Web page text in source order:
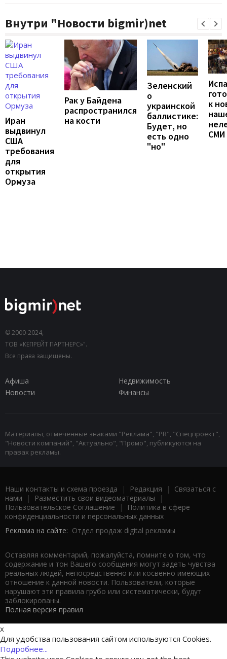
Внутри "Новости bigmir)net
Иран
выдвинул
США
требования
для
открытия
Ормуза
Рак у Байдена
распространился
на кости
Зеленский
о
украинской
баллистике:
Будет, но
есть одно
"но"
к
СМИ
© 2000-2024,
ТОВ «КЕПРЕЙТ ПАРТНЕРС»".
Все права защищены.
Афиша
Недвижимость
Новости
Финансы
Материалы, отмеченные знаками "Реклама", "PR", "Спецпроект",
"Новости компаний", "Актуально", "Промо", публикуются на
правах рекламы.
Наши контакты и схема проезда | Редакция | Связаться с
нами | Разместить свои видеоматериалы |
Пользовательское Соглашение |
Политика в сфере
конфиденциальности и персональных данных
Реклама на сайте: Отдел продаж digital рекламы
Оставляя комментарий, пожалуйста, помните о том, что
содержание и тон Вашего сообщения могут задеть чувства
реальных людей, непосредственно или косвенно имеющих
отношение к данной новости. Пользователи, которые
нарушают эти правила грубо или систематически, будут
заблокированы.
Полная версия правил
x
Для удобства пользования сайтом используются Cookies.
Подробнее...